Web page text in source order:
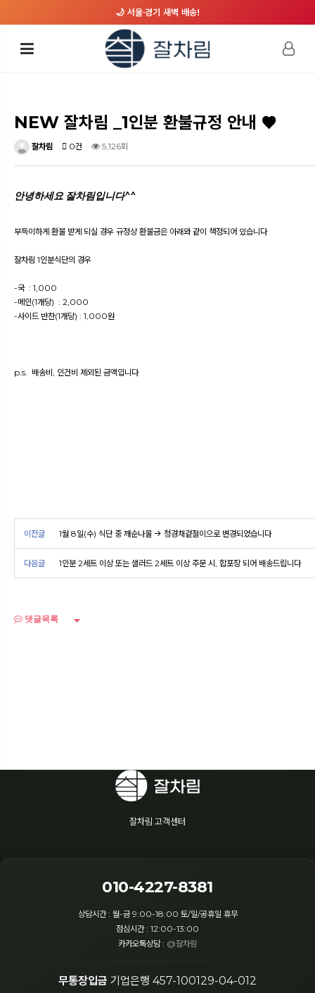
🌙 서울·경기 새벽 배송!
NEW 잘차림 _1인분 환불규정 안내 ♥
잘차림 0건 5,126회
안녕하세요 잘차림입니다^^
부득이하게 환불 받게 되실 경우 규정상 환불금은 아래와 같이 책정되어 있습니다
잘차림 1인분식단의 경우
-국 : 1,000
-메인(1개당) : 2,000
-사이드 반찬(1개당) : 1,000원
p.s. 배송비, 인건비 제외된 금액입니다
이전글 1월 8일(수) 식단 중 깨순나물 → 청경채겉절이으로 변경되었습니다
다음글 1인분 2세트 이상 또는 샐러드 2세트 이상 주문 시, 합포장 되어 배송드립니다
댓글목록
잘차림 고객센터
010-4227-8381
상담시간 : 월-금 9:00-18:00 토/일/공휴일 휴무
점심시간 : 12:00-13:00
카카오톡상담 : @잘차림
무통장입금 기업은행 457-100129-04-012